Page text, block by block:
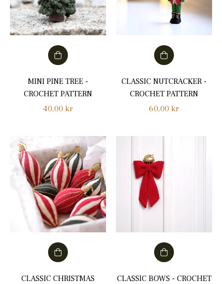
MINI PINE TREE -
CROCHET PATTERN
Normalpris
40,00 kr
CLASSIC NUTCRACKER -
CROCHET PATTERN
Normalpris
60,00 kr
CLASSIC CHRISTMAS
CLASSIC BOWS - CROCHET